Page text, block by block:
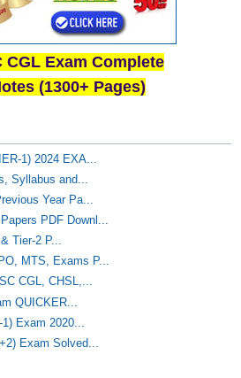
CGL Exam Complete
(1300+ Pages)
1) 2024 EXA...
Syllabus and...
Year Pa...
PDF Downl...
Tier-2 P...
MTS, Exams P...
CGL, CHSL,...
QUICKER...
Exam 2020...
Exam Solved...